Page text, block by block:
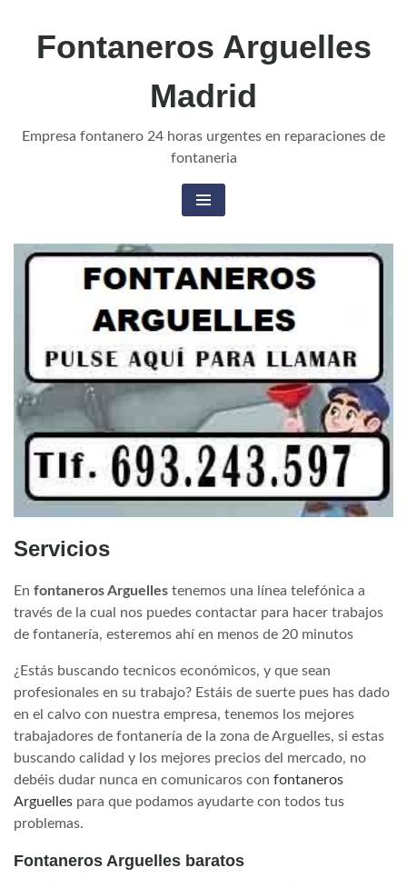
Fontaneros Arguelles
Madrid
Empresa fontanero 24 horas urgentes en reparaciones de
fontaneria
Servicios
En fontaneros Arguelles tenemos una línea telefónica a
través de la cual nos puedes contactar para hacer trabajos
de fontanería, esteremos ahí en menos de 20 minutos
¿Estás buscando tecnicos económicos, y que sean
profesionales en su trabajo? Estáis de suerte pues has dado
en el calvo con nuestra empresa, tenemos los mejores
trabajadores de fontanería de la zona de Arguelles, si estas
buscando calidad y los mejores precios del mercado, no
debéis dudar nunca en comunicaros con fontaneros
Arguelles para que podamos ayudarte con todos tus
problemas.
Fontaneros Arguelles baratos